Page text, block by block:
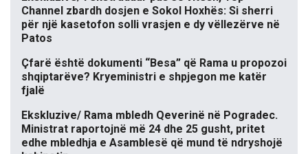
Channel zbardh dosjen e Sokol Hoxhës: Si sherri
për një kasetofon solli vrasjen e dy vëllezërve në
Patos
Çfarë është dokumenti “Besa” që Rama u propozoi
shqiptarëve? Kryeministri e shpjegon me katër
fjalë
Ekskluzive/ Rama mbledh Qeverinë në Pogradec.
Ministrat raportojnë më 24 dhe 25 gusht, pritet
edhe mbledhja e Asamblesë që mund të ndryshojë